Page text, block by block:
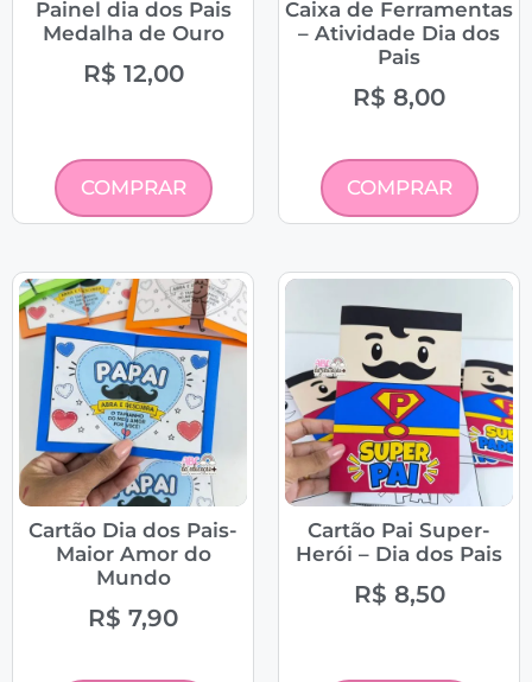
Painel dia dos Pais
Medalha de Ouro
R$ 12,00
COMPRAR
Caixa de Ferramentas
– Atividade Dia dos
Pais
R$ 8,00
COMPRAR
Cartão Dia dos Pais-
Maior Amor do
Mundo
R$ 7,90
Cartão Pai Super-
Herói – Dia dos Pais
R$ 8,50